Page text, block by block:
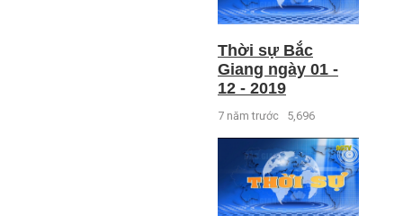
Thời sự Bắc
Giang ngày 01 -
12 - 2019
7 năm trước 5,696